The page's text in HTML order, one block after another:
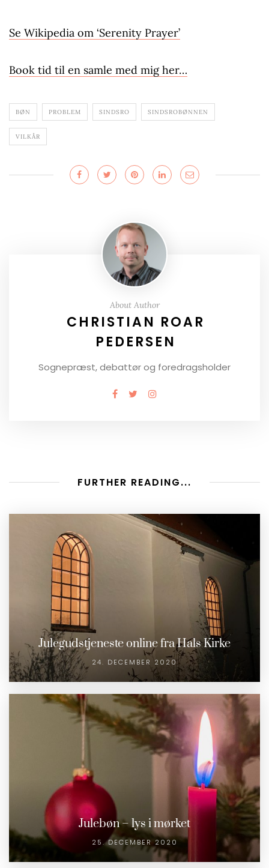
Se Wikipedia om ‘Serenity Prayer’
Book tid til en samle med mig her…
BØN PROBLEM SINDSRO SINDSROBØNNEN
VILKÅR
About Author
CHRISTIAN ROAR
PEDERSEN
Sognepræst, debattør og foredragsholder
FURTHER READING...
Julegudstjeneste online fra Hals Kirke
24. DECEMBER 2020
Julebøn – lys i mørket
25. DECEMBER 2020